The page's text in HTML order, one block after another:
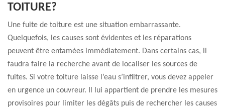
TOITURE?
Une fuite de toiture est une situation embarrassante.
Quelquefois, les causes sont évidentes et les réparations
peuvent être entamées immédiatement. Dans certains cas, il
faudra faire la recherche avant de localiser les sources de
fuites. Si votre toiture laisse l’eau s’infiltrer, vous devez appeler
en urgence un couvreur. Il lui appartient de prendre les mesures
provisoires pour limiter les dégâts puis de rechercher les causes